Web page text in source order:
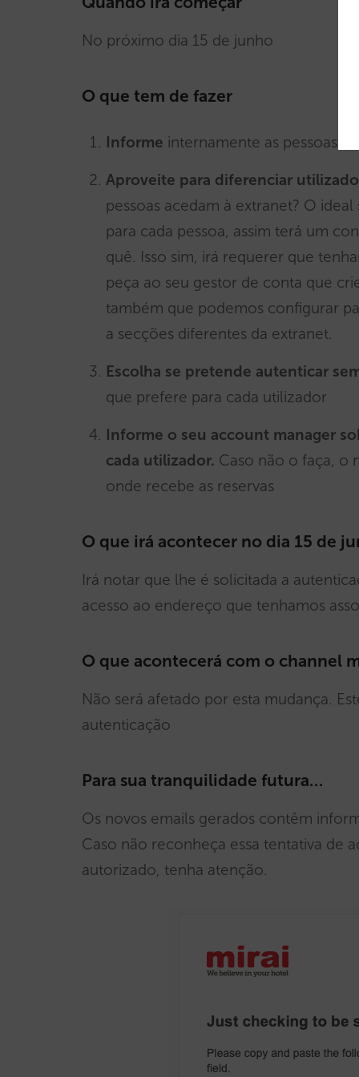
No próximo dia 15 de junho
O que tem de fazer
Informe internamente as pessoas
Aproveite para diferenciar
pessoas acedam à extranet? O
para cada pessoa, assim terá um
quê. Isso sim, irá requerer que
peça ao seu gestor de conta que
também que podemos configurar
a secções diferentes da extranet.
Escolha se pretende autenticar
que prefere para cada utilizador
Informe o seu account manager
cada utilizador. Caso não o faça, o
onde recebe as reservas
O que irá acontecer no dia 15 de
Irá notar que lhe é solicitada a
acesso ao endereço que tenhamos
O que acontecerá com o channel
Não será afetado por esta mudança.
autenticação
Para sua tranquilidade futura…
Os novos emails gerados contêm
Caso não reconheça essa tentativa de
autorizado, tenha atenção.